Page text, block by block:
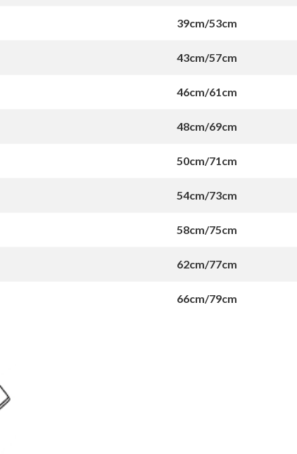
39cm/53cm
43cm/57cm
46cm/61cm
48cm/69cm
50cm/71cm
54cm/73cm
58cm/75cm
62cm/77cm
66cm/79cm